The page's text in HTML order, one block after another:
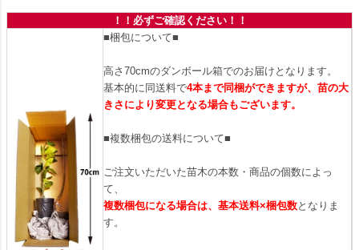
！！必ずご確認ください！！
■梱包について■
高さ70cmのダンボール箱でのお届けとなります。
基本的に同送料で4本まで同梱ができますが、苗の大
きさにより変更となる場合もございます。
■複数梱包の送料について■
ご注文いただいた苗木の本数・商品の個数によっ
て、
複数梱包になる場合は、基本送料×梱包数となりま
す。